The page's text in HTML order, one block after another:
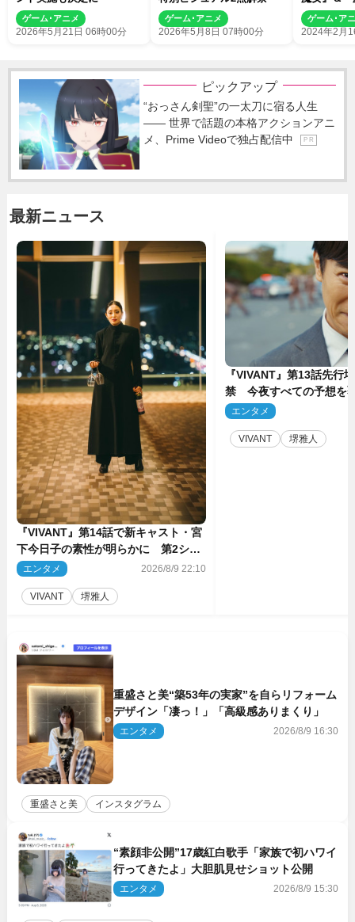
ゲーム･アニメ
2026年5月21日 06時00分
ゲーム･アニメ
2026年5月8日 07時00分
春の魔女ま
ゲーム･ア
2024年2月
ピックアップ
“おっさん剣聖”の一太刀に宿る人生
―― 世界で話題の本格アクションアニ
メ、Prime Videoで独占配信中
P R
最新ニュース
『VIVANT』第14話で新キャスト・宮
下今日子の素性が明らかに 第2シー
ズンのキーパーソンの1人
エンタメ 2026/8/9 22:10
VIVANT 堺雅人
『VIVANT』第13話先行
禁 今夜すべての予想を
ーンが…
エンタメ
VIVANT 堺雅人
重盛さと美“築53年の実家”を自らリフォーム
デザイン「凄っ！」「高級感ありまくり」
エンタメ 2026/8/9 16:30
重盛さと美 インスタグラム
“素顔非公開”17歳紅白歌手「家族で初ハワイ
行ってきたよ」大胆肌見せショット公開
エンタメ 2026/8/9 15:30